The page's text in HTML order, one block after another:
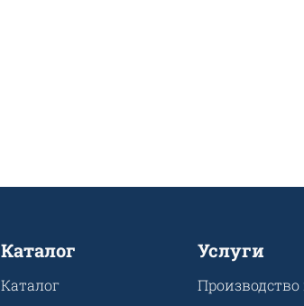
Каталог
Каталог
Услуги
Производство